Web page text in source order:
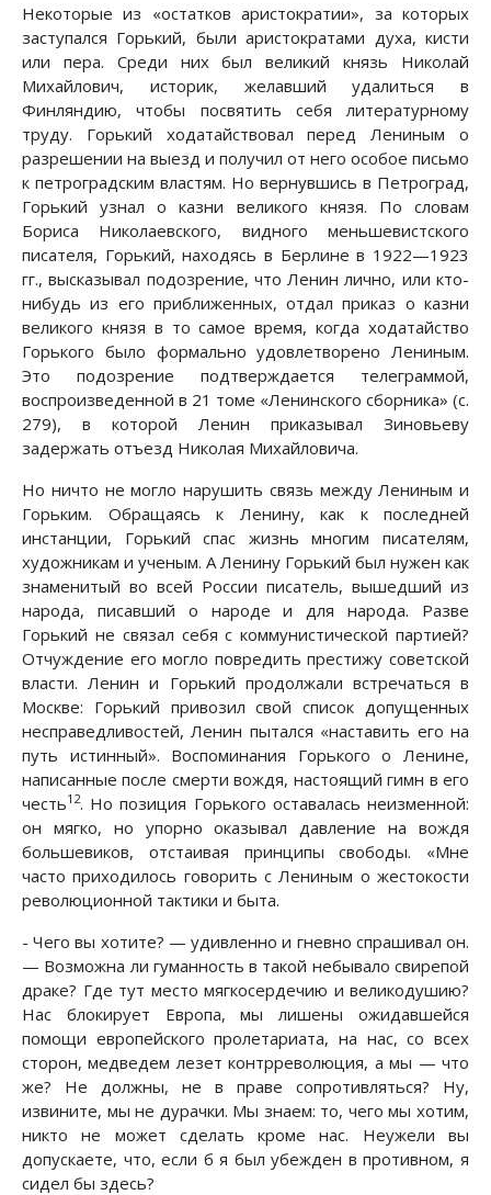
Некоторые из «остатков аристократии», за которых
заступался Горький, были аристократами духа, кисти
или пера. Среди них был великий князь Николай
Михайлович, историк, желавший удалиться в
Финляндию, чтобы посвятить себя литературному
труду. Горький ходатайствовал перед Лениным о
разрешении на выезд и получил от него особое письмо
к петроградским властям. Но вернувшись в Петроград,
Горький узнал о казни великого князя. По словам
Бориса Николаевского, видного меньшевистского
писателя, Горький, находясь в Берлине в 1922—1923
гг., высказывал подозрение, что Ленин лично, или кто-
нибудь из его приближенных, отдал приказ о казни
великого князя в то самое время, когда ходатайство
Горького было формально удовлетворено Лениным.
Это подозрение подтверждается телеграммой,
воспроизведенной в 21 томе «Ленинского сборника» (с.
279), в которой Ленин приказывал Зиновьеву
задержать отъезд Николая Михайловича.
Но ничто не могло нарушить связь между Лениным и
Горьким. Обращаясь к Ленину, как к последней
инстанции, Горький спас жизнь многим писателям,
художникам и ученым. А Ленину Горький был нужен как
знаменитый во всей России писатель, вышедший из
народа, писавший о народе и для народа. Разве
Горький не связал себя с коммунистической партией?
Отчуждение его могло повредить престижу советской
власти. Ленин и Горький продолжали встречаться в
Москве: Горький привозил свой список допущенных
несправедливостей, Ленин пытался «наставить его на
путь истинный». Воспоминания Горького о Ленине,
написанные после смерти вождя, настоящий гимн в его
честь12. Но позиция Горького оставалась неизменной:
он мягко, но упорно оказывал давление на вождя
большевиков, отстаивая принципы свободы. «Мне
часто приходилось говорить с Лениным о жестокости
революционной тактики и быта.
- Чего вы хотите? — удивленно и гневно спрашивал он.
— Возможна ли гуманность в такой небывало свирепой
драке? Где тут место мягкосердечию и великодушию?
Нас блокирует Европа, мы лишены ожидавшейся
помощи европейского пролетариата, на нас, со всех
сторон, медведем лезет контрреволюция, а мы — что
же? Не должны, не в праве сопротивляться? Ну,
извините, мы не дурачки. Мы знаем: то, чего мы хотим,
никто не может сделать кроме нас. Неужели вы
допускаете, что, если б я был убежден в противном, я
сидел бы здесь?